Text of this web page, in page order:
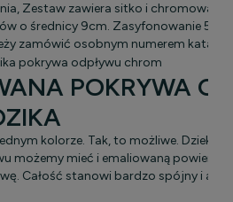
Zestaw zawiera sitko i chromowaną
o średnicy 9cm. Zasyfonowanie
zamówić osobnym numerem
POKRYWA
kolorze. Tak, to możliwe. Dzieki
możemy mieć i emaliowaną
Całość stanowi bardzo spójny i